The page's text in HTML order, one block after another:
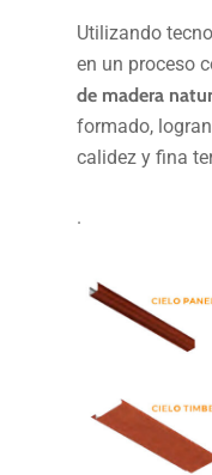
Utilizando
en un proceso
de madera
formado,
calidez y fina
.